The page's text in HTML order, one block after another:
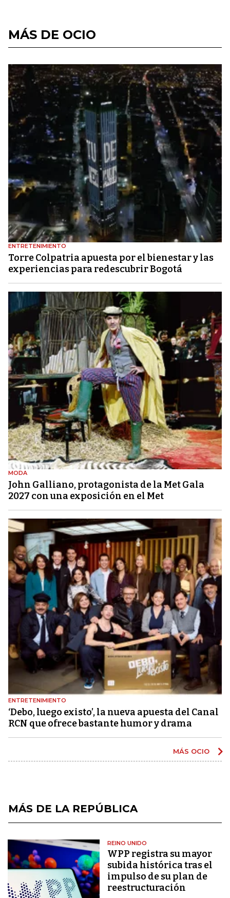
MÁS DE OCIO
ENTRETENIMIENTO
Torre Colpatria apuesta por el bienestar y las
experiencias para redescubrir Bogotá
MODA
John Galliano, protagonista de la Met Gala
2027 con una exposición en el Met
ENTRETENIMIENTO
‘Debo, luego existo’, la nueva apuesta del Canal
RCN que ofrece bastante humor y drama
MÁS OCIO
MÁS DE LA REPÚBLICA
REINO UNIDO
WPP registra su mayor
subida histórica tras el
impulso de su plan de
reestructuración